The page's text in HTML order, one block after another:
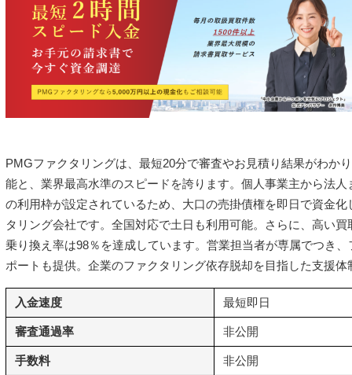
PMGファクタリングは、最短20分で審査やお見積り結果がわか
能と、業界最高水準のスピードを誇ります。個人事業主から法
の利用枠が設定されているため、大口の売掛債権を即日で資金
タリング会社です。全国対応で土日も利用可能。さらに、高い
乗り換え率は98％を達成しています。営業担当者が専属でつき
ポートも提供。企業のファクタリング依存脱却を目指した支援体
入金速度 最短即日
審査通過率 非公開
手数料 非公開